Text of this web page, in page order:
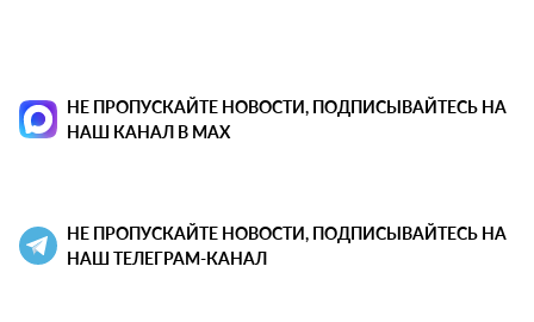
НЕ ПРОПУСКАЙТЕ НОВОСТИ, ПОДПИСЫВАЙТЕСЬ НА
НАШ КАНАЛ В MAX
НЕ ПРОПУСКАЙТЕ НОВОСТИ, ПОДПИСЫВАЙТЕСЬ НА
НАШ ТЕЛЕГРАМ-КАНАЛ